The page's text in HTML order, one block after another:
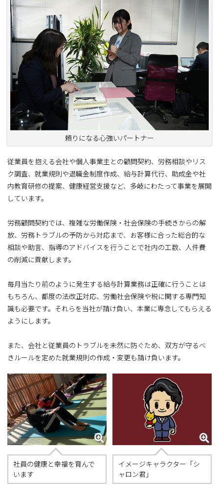
頼りになる心強いパートナー
従業員を抱える会社や個人事業主との顧問契約、労務相談やリス
ク調査、就業規則や退職金制度作成、給与計算代行、助成金や社
内教育研修の提案、健康経営支援など、多岐にわたって事業を展開
しています。
労務顧問契約では、複雑な労働保険・社会保険の手続きからの解
放、労務トラブルの予防から対応まで、お客様に合った総合的な
相談や助言、指導のアドバイスを行うことで社内の工数、人件費
の削減に貢献します。
毎月当たり前のように発生する給与計算業務は正確に行うことは
もちろん、都度の法改正対応、労働社会保険や税に関する専門知
識も必要です。それらを当社が請け負い、本業に専念してもらえる
ようにします。
また、会社と従業員のトラブルを未然に防ぐため、双方が守るべ
きルールを定めた就業規則の作成・変更も請け負います。
社員の健康と幸福を育んで
います
イメージキャラクター「シ
ャロン君」